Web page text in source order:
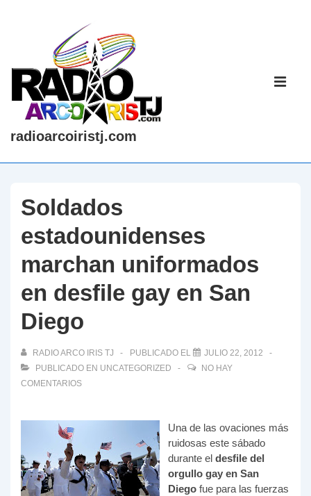
contenido
principal
radioarcoiristj.com
Soldados
estadounidenses
marchan uniformados
en desfile gay en San
Diego
RADIO ARCO IRIS TJ PUBLICADO EL
JULIO 22, 2012
PUBLICADO EN UNCATEGORIZED
NO HAY
COMENTARIOS
Una de las ovaciones más
ruidosas este sábado
durante el desfile del
orgullo gay en San
Diego fue para las fuerzas